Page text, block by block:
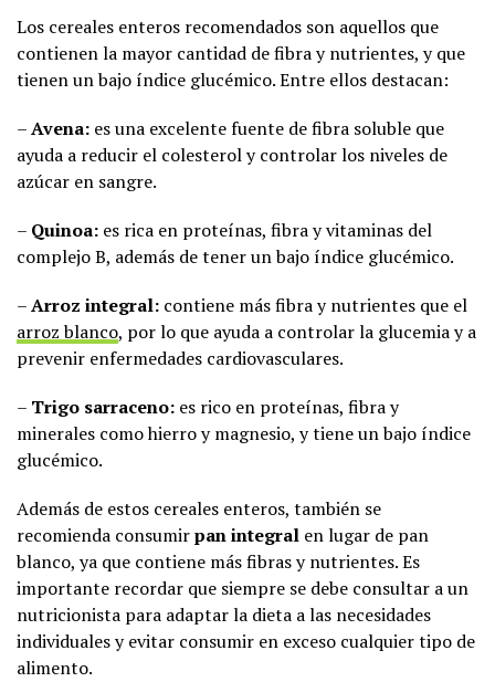
Los cereales enteros recomendados son aquellos que
contienen la mayor cantidad de fibra y nutrientes, y que
tienen un bajo índice glucémico. Entre ellos destacan:
–Avena: es una excelente fuente de fibra soluble que
ayuda a reducir el colesterol y controlar los niveles de
azúcar en sangre.
– Quinoa: es rica en proteínas, fibra y vitaminas del
complejo B, además de tener un bajo índice glucémico.
–Arroz integral: contiene más fibra y nutrientes que el
arroz blanco, por lo que ayuda a controlar la glucemia y a
prevenir enfermedades cardiovasculares.
– Trigo sarraceno: es rico en proteínas, fibra y
minerales como hierro y magnesio, y tiene un bajo índice
glucémico.
Además de estos cereales enteros, también se
recomienda consumirpan integral en lugar de pan
blanco, ya que contiene más fibras y nutrientes. Es
importante recordar que siempre se debe consultar a un
nutricionista para adaptar la dieta a las necesidades
individuales y evitar consumir en exceso cualquier tipo de
alimento.